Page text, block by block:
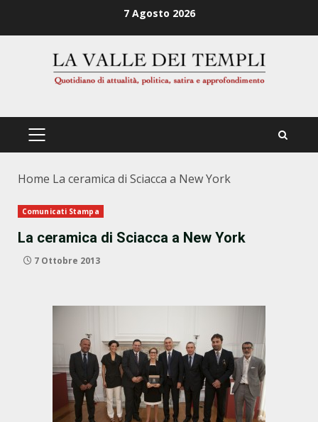
7 Agosto 2026
PRIMÄRES
Home La ceramica di Sciacca a New York
Comunicati Stampa
La ceramica di Sciacca a New York
7 Ottobre 2013